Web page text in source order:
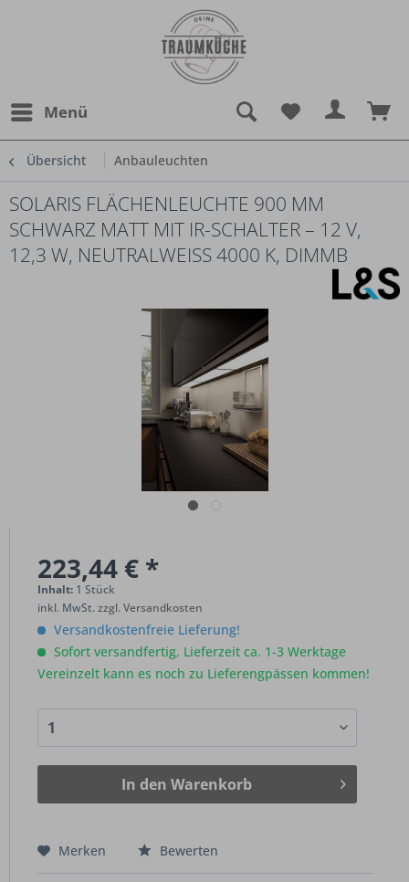
Menü
Übersicht Anbauleuchten
SOLARIS FLÄCHENLEUCHTE 900 MM
SCHWARZ MATT MIT IR-SCHALTER – 12 V,
12,3 W, NEUTRALWEISS 4000 K, DIMMB
223,44 € *
Inhalt: 1 Stück
inkl. MwSt.zzgl. Versandkosten
Versandkostenfreie Lieferung!
Sofort versandfertig, Lieferzeit ca. 1-3 Werktage
Vereinzelt kann es noch zu Lieferengpässen kommen!
In den Warenkorb
Merken Bewerten